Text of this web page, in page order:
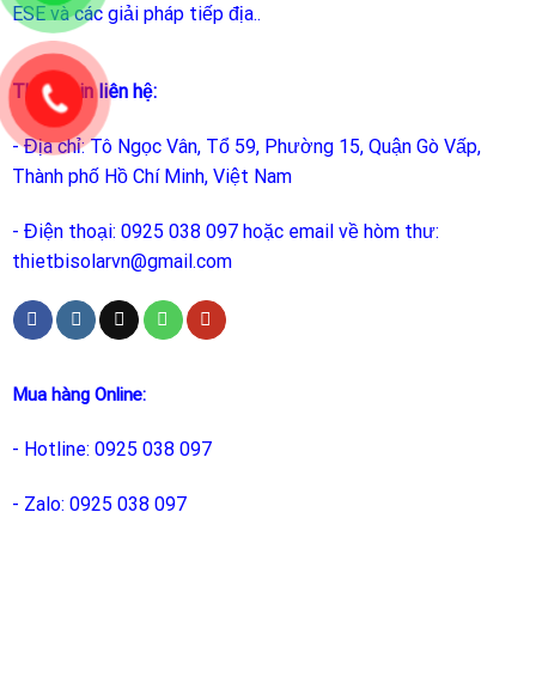
ESE và các giải pháp tiếp địa..
Thông tin liên hệ:
- Địa chỉ: Tô Ngọc Vân, Tổ 59, Phường 15, Quận Gò Vấp,
Thành phố Hồ Chí Minh, Việt Nam
- Điện thoại: 0925 038 097 hoặc email về hòm thư:
thietbisolarvn@gmail.com
Mua hàng Online:
- Hotline: 0925 038 097
- Zalo: 0925 038 097